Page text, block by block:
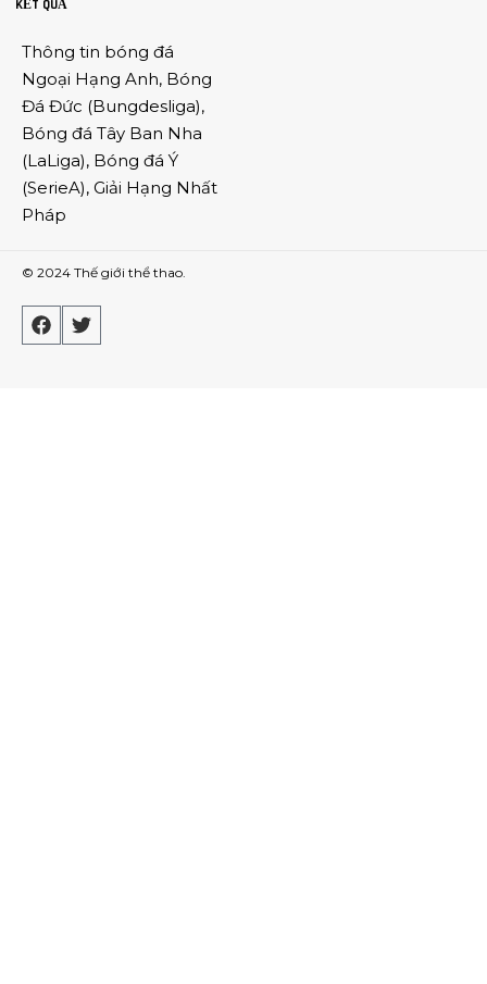
KẾT QUẢ
Thông tin bóng đá
Ngoại Hạng Anh, Bóng
Đá Đức (Bungdesliga),
Bóng đá Tây Ban Nha
(LaLiga), Bóng đá Ý
(SerieA), Giải Hạng Nhất
Pháp
© 2024 Thế giới thể thao.